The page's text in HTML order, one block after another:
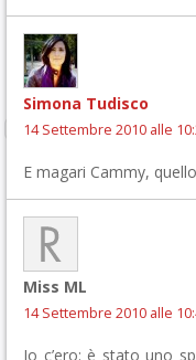
Simona Tudisco
14 Settembre 2010 alle
E magari Cammy,
Miss ML
14 Settembre 2010 alle
Io c’ero: è stato uno